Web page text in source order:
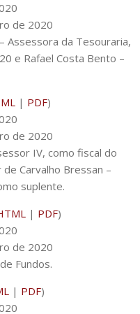
de 2020
Assessora da Tesouraria,
e Rafael Costa Bento –
| PDF)
de 2020
IV, como fiscal do
Carvalho Bressan –
suplente.
| PDF)
de 2020
Fundos.
| PDF)